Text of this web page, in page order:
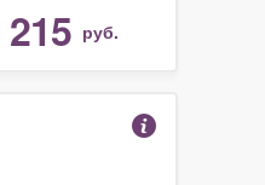
215 руб.